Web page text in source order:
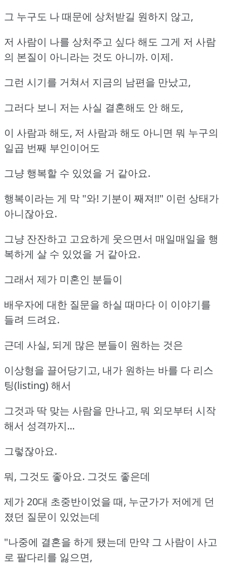
그 누구도 나 때문에 상처받길 원하지 않고,
저 사람이 나를 상처주고 싶다 해도 그게 저 사람
의 본질이 아니라는 것도 아니까. 이제.
그런 시기를 거쳐서 지금의 남편을 만났고,
그러다 보니 저는 사실 결혼해도 안 해도,
이 사람과 해도, 저 사람과 해도 아니면 뭐 누구의
일곱 번째 부인이어도
그냥 행복할 수 있었을 거 같아요.
행복이라는 게 막 "와! 기분이 째져!!" 이런 상태가
아니잖아요.
그냥 잔잔하고 고요하게 웃으면서 매일매일을 행
복하게 살 수 있었을 거 같아요.
그래서 제가 미혼인 분들이
배우자에 대한 질문을 하실 때마다 이 이야기를
들려 드려요.
근데 사실, 되게 많은 분들이 원하는 것은
이상형을 끌어당기고, 내가 원하는 바를 다 리스
팅(listing) 해서
그것과 딱 맞는 사람을 만나고, 뭐 외모부터 시작
해서 성격까지...
그렇잖아요.
뭐, 그것도 좋아요. 그것도 좋은데
제가 20대 초중반이었을 때, 누군가가 저에게 던
졌던 질문이 있었는데
"나중에 결혼을 하게 됐는데 만약 그 사람이 사고
로 팔다리를 잃으면,